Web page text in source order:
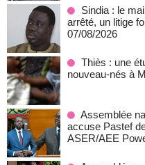
Sindia : le
arrêté, un litige
07/08/2026
Thiès : une
nouveau-nés à
Assemblée
accuse Pastef
ASER/AEE